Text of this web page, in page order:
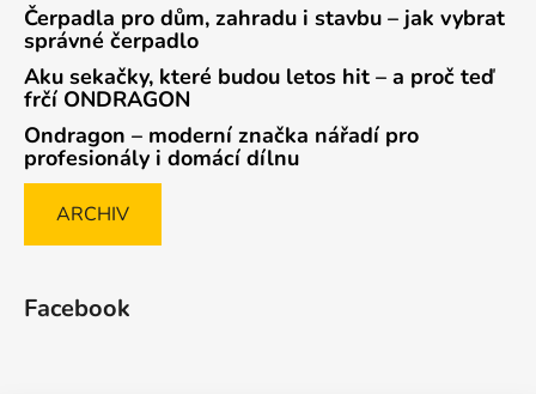
Čerpadla pro dům, zahradu i stavbu – jak vybrat
správné čerpadlo
Aku sekačky, které budou letos hit – a proč teď
frčí ONDRAGON
Ondragon – moderní značka nářadí pro
profesionály i domácí dílnu
ARCHIV
Facebook